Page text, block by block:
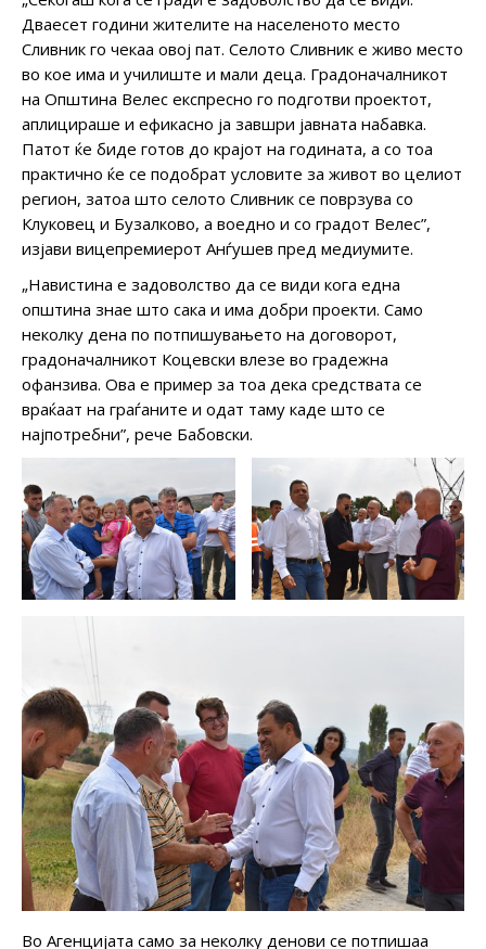
Дваесет години жителите на населеното место
Сливник го чекаа овој пат. Селото Сливник е живо место
во кое има и училиште и мали деца. Градоначалникот
на Општина Велес експресно го подготви проектот,
аплицираше и ефикасно ја завшри јавната набавка.
Патот ќе биде готов до крајот на годината, а со тоа
практично ќе се подобрат условите за живот во целиот
регион, затоа што селото Сливник се поврзува со
Клуковец и Бузалково, а воедно и со градот Велес”,
изјави вицепремиерот Анѓушев пред медиумите.
„Навистина е задоволство да се види кога една
општина знае што сака и има добри проекти. Само
неколку дена по потпишувањето на договорот,
градоначалникот Коцевски влезе во градежна
офанзива. Ова е пример за тоа дека средствата се
враќаат на граѓаните и одат таму каде што се
најпотребни”, рече Бабовски.
Во Агенцијата само за неколку денови се потпишаа